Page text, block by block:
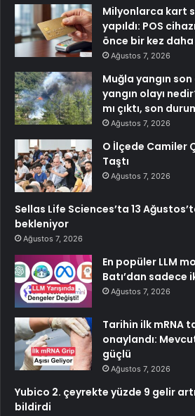
Milyonlarca kart
yapıldı: POS
önce bir kez
Ağustos 7, 2026
Muğla yangın
yangın olayı
mı çıktı, son
Ağustos 7, 2026
O İlçede Camiler
Taştı
Ağustos 7, 2026
Sellas Life Sciences’ta 13
bekleniyor
Ağustos 7, 2026
En popüler LLM
Batı’dan sadece
Ağustos 7, 2026
Tarihin ilk mRNA
onaylandı:
güçlü
Ağustos 7, 2026
Yubico 2. çeyrekte yüzde 9 gelir
bildirdi